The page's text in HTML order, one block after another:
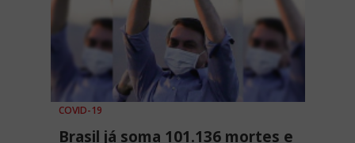
COVID-19
Brasil já soma 101.136 mortes e